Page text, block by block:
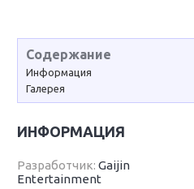
Содержание
Информация
Галерея
ИНФОРМАЦИЯ
Разработчик:Gaijin
Entertainment